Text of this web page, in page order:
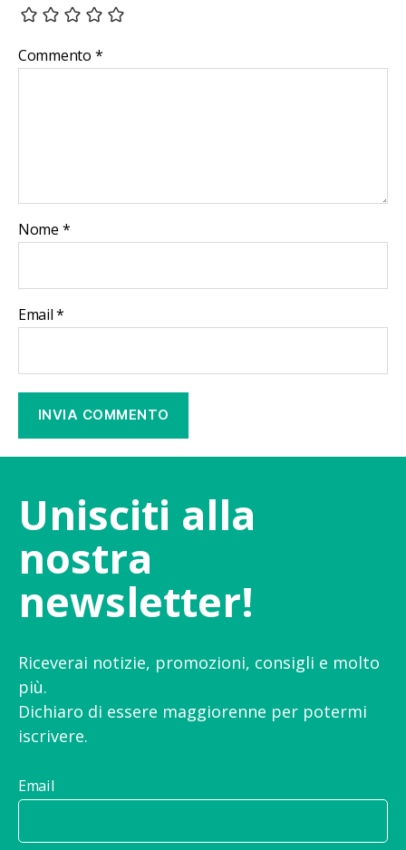
Commento *
Nome *
Email*
Unisciti alla
nostra
newsletter!
Riceverai notizie, promozioni, consigli e molto
più.
Dichiaro di essere maggiorenne per potermi
iscrivere.
Email